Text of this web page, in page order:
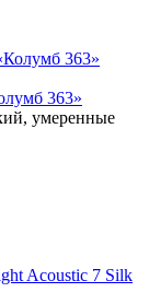
363»
умеренные